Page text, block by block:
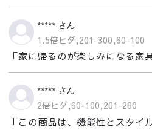
***** さん
1.5倍ヒダ,201-300,60-100
「家に帰るのが楽しみになる家
***** さん
2倍ヒダ,60-100,201-260
「この商品は、機能性とスタイ